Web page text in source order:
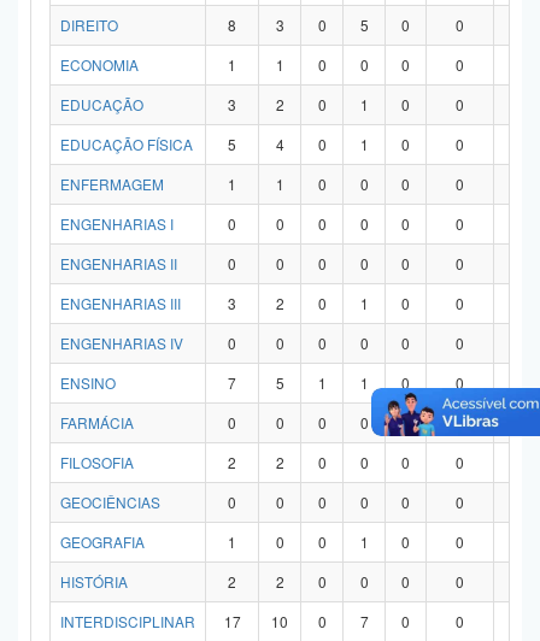
DIREITO 8 3 0 5 0 0
ECONOMIA
1 1 0 0 0 0
EDUCAÇÃO
3 2 0 1 0 0
EDUCAÇÃO FÍSICA
5 4 0 1 0 0
ENFERMAGEM
1 1 0 0 0 0
ENGENHARIAS I
0 0 0 0 0 0
ENGENHARIAS II
0 0 0 0 0 0
ENGENHARIAS III
3 2 0 1 0 0
ENGENHARIAS IV
0 0 0 0 0 0
ENSINO
7 5 1 1 0 0
FARMÁCIA
0 0 0 0 0 0
FILOSOFIA
2 2 0 0 0 0
GEOCIÊNCIAS
0 0 0 0 0 0
GEOGRAFIA
1 0 0 1 0 0
HISTÓRIA
2 2 0 0 0 0
INTERDISCIPLINAR
17 10 0 7 0 0